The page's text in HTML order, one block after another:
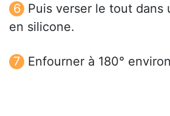
Puis verser le tout dans
en silicone.
Enfourner à 180°